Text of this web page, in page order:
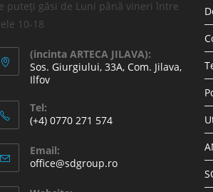
Accesorii si piese aspiratoare
Set 2 lavete mopuri compatibile cu
robot Xiaomi Mi Robot Vacuum-Mop
Adaugă în coș